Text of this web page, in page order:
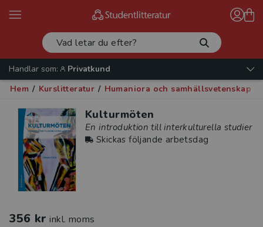
Handlar som:
Privatkund
Hem / Kurslitteratur / Humaniora och samhällsvetenskap
Kulturmöten
En introduktion till interkulturella studier
Skickas följande arbetsdag
356 kr inkl. moms